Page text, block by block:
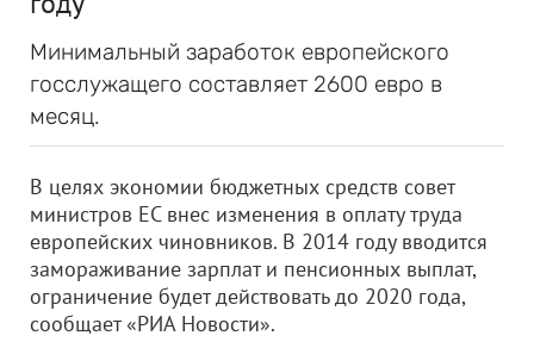
Минимальный заработок европейского
госслужащего составляет 2600 евро в
месяц.
В целях экономии бюджетных средств совет
министров ЕС внес изменения в оплату труда
европейских чиновников. В 2014 году вводится
замораживание зарплат и пенсионных выплат,
ограничение будет действовать до 2020 года,
сообщает «РИА Новости».